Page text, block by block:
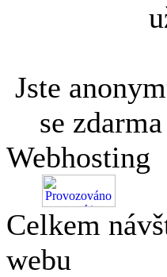
Jste
se
Webhosting
Celkem
webu